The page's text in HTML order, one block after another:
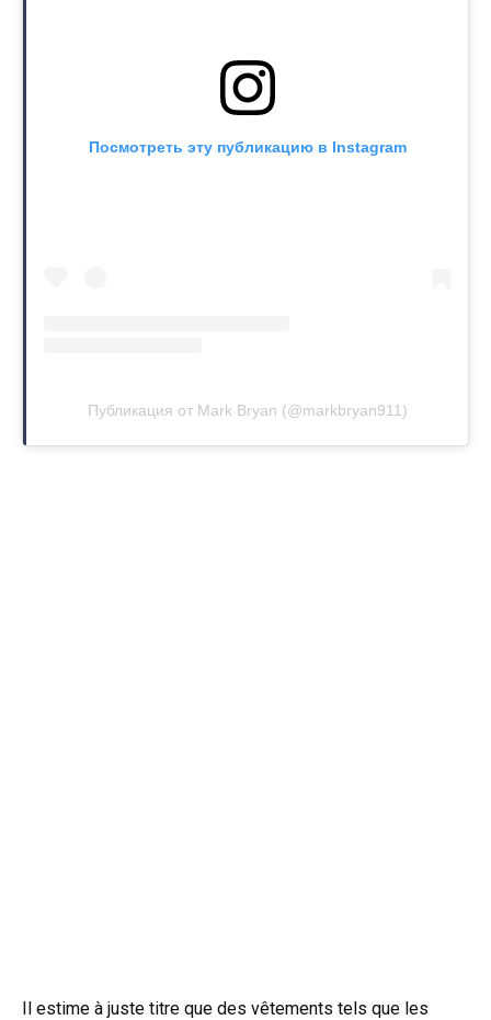
Посмотреть эту публикацию в Instagram
Публикация от Mark Bryan (@markbryan911)
Il estime à juste titre que des vêtements tels que les